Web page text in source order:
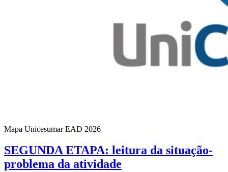
Mapa Unicesumar EAD 2026
SEGUNDA ETAPA: leitura da situação-
problema da atividade